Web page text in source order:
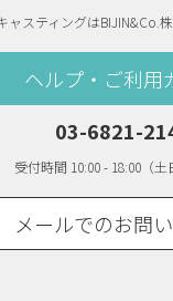
ャスティングはBIJIN&Co.
ヘルプ・ご利用
03-6821-
受付時間 10:00 - 18:00（土
メールでのお問